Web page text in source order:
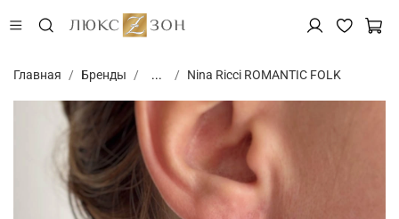
Главная Бренды ... Nina Ricci ROMANTIC FOLK